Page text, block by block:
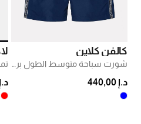
كالفن كلاين
د.إ 440,00 د.إ